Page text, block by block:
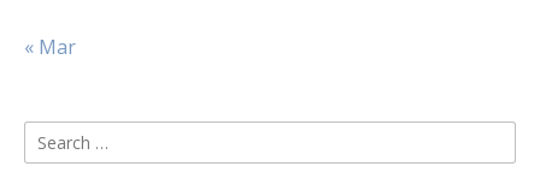
« Mar
Search
for: